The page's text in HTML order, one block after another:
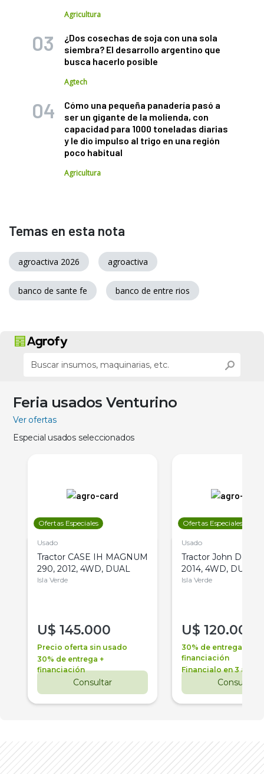
Agricultura
¿Dos cosechas de soja con una sola
siembra? El desarrollo argentino que
busca hacerlo posible
Agtech
Cómo una pequeña panadería pasó a
ser un gigante de la molienda, con
capacidad para 1000 toneladas diarias
y le dio impulso al trigo en una región
poco habitual
Agricultura
Temas en esta nota
agroactiva 2026 agroactiva
banco de sante fe banco de entre rios
Feria usados Venturino
Ver ofertas
Especial usados seleccionados
Ofertas Especiales
Usado
Tractor CASE IH MAGNUM
290, 2012, 4WD, DUAL
Isla Verde
U$ 145.000
Precio oferta sin usado
30% de entrega +
financiación
Consultar
Ofertas Especiales
Usado
Tractor John Deere
2014, 4WD, DUAL
Isla Verde
U$ 120.000
30% de entrega +
financiación
Financialo en 3 años
Consultar